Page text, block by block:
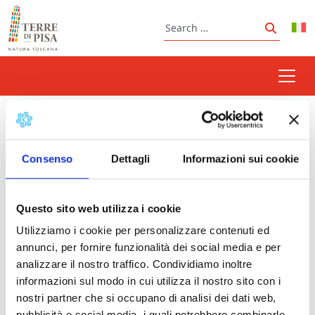
Consenso Dettagli Informazioni sui cookie
Questo sito web utilizza i cookie
Utilizziamo i cookie per personalizzare contenuti ed
annunci, per fornire funzionalità dei social media e per
analizzare il nostro traffico. Condividiamo inoltre
informazioni sul modo in cui utilizza il nostro sito con i
nostri partner che si occupano di analisi dei dati web,
Skip to content
Search
Search
Walkway
Prossimi eventi
Summer special openings and guided tours in
Vicopisano- 09/08/2026 - 27/09/2026 - 10:00 -
23:00